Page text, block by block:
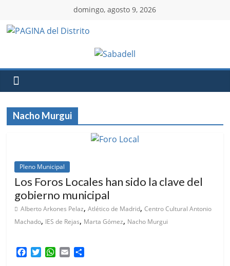
domingo, agosto 9, 2026
Nacho Murgui
Pleno Municipal
Los Foros Locales han sido la clave del
gobierno municipal
Alberto Arkones Pelaz,Atlético de Madrid,Centro Cultural Antonio
Machado, IES de Rejas, Marta Gómez, Nacho Murgui
W